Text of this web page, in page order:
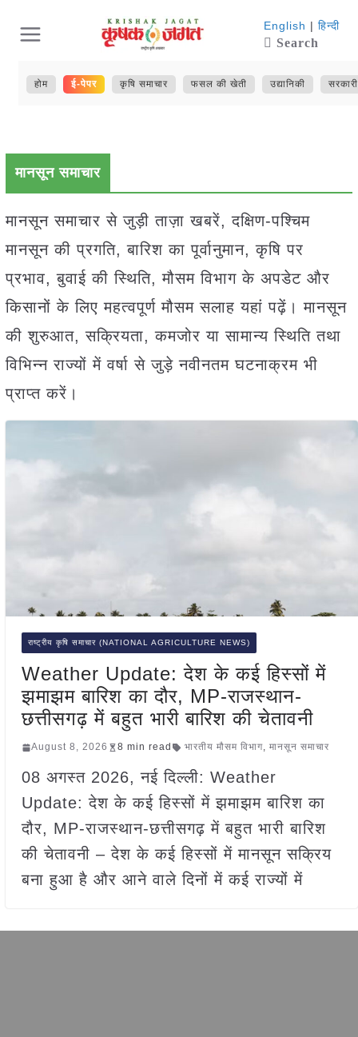
content
English | हिन्दी
Search
होम ई-पेपर कृषि समाचार फसल की खेती उद्यानिकी
मानसून समाचार
मानसून समाचार से जुड़ी ताज़ा खबरें, दक्षिण-पश्चिम
मानसून की प्रगति, बारिश का पूर्वानुमान, कृषि पर
प्रभाव, बुवाई की स्थिति, मौसम विभाग के अपडेट और
किसानों के लिए महत्वपूर्ण मौसम सलाह यहां पढ़ें। मानसून
की शुरुआत, सक्रियता, कमजोर या सामान्य स्थिति तथा
विभिन्न राज्यों में वर्षा से जुड़े नवीनतम घटनाक्रम भी
प्राप्त करें।
राष्ट्रीय कृषि समाचार (NATIONAL AGRICULTURE NEWS)
Weather Update: देश के कई हिस्सों में
झमाझम बारिश का दौर, MP-राजस्थान-
छत्तीसगढ़ में बहुत भारी बारिश की चेतावनी
August 8, 2026 8 min read भारतीय मौसम विभाग, मानसून समाचार
08 अगस्त 2026, नई दिल्ली: Weather
Update: देश के कई हिस्सों में झमाझम बारिश का
दौर, MP-राजस्थान-छत्तीसगढ़ में बहुत भारी बारिश
की चेतावनी – देश के कई हिस्सों में मानसून सक्रिय
बना हुआ है और आने वाले दिनों में कई राज्यों में